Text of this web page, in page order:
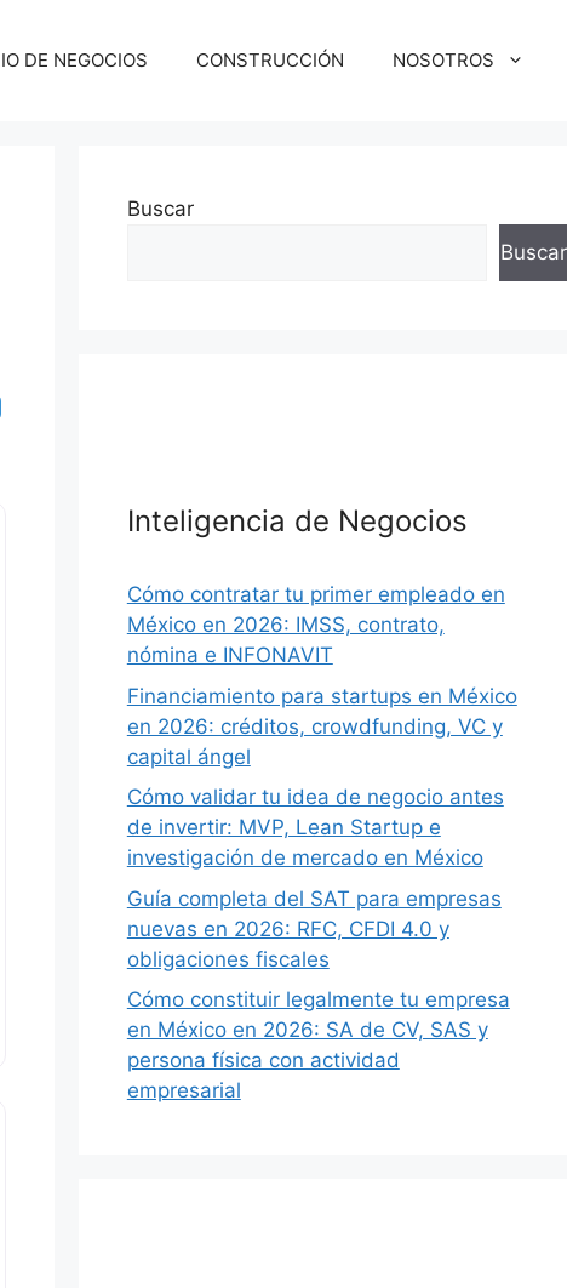
DE NEGOCIOS CONSTRUCCIÓN NOSOTROS
Búsqueda
Buscar
Buscar
Inteligencia de Negocios
Cómo contratar tu primer empleado en
México en 2026: IMSS, contrato,
nómina e INFONAVIT
Financiamiento para startups en México
en 2026: créditos, crowdfunding, VC y
capital ángel
Cómo validar tu idea de negocio antes
de invertir: MVP, Lean Startup e
investigación de mercado en México
Guía completa del SAT para empresas
nuevas en 2026: RFC, CFDI 4.0 y
obligaciones fiscales
Cómo constituir legalmente tu empresa
en México en 2026: SA de CV, SAS y
persona física con actividad
empresarial